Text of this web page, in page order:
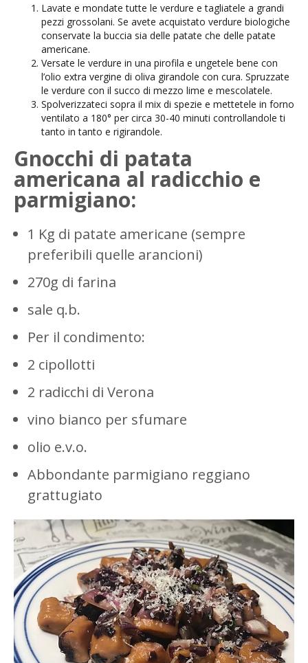
Lavate e mondate tutte le verdure e tagliatele a grandi
pezzi grossolani. Se avete acquistato verdure biologiche
conservate la buccia sia delle patate che delle patate
americane.
Versate le verdure in una pirofila e ungetele bene con
l’olio extra vergine di oliva girandole con cura. Spruzzate
le verdure con il succo di mezzo lime e mescolatele.
Spolverizzateci sopra il mix di spezie e mettetele in forno
ventilato a 180° per circa 30-40 minuti controllandole ti
tanto in tanto e rigirandole.
Gnocchi di patata
americana al radicchio e
parmigiano:
1 Kg di patate americane (sempre
preferibili quelle arancioni)
270g di farina
sale q.b.
Per il condimento:
2 cipollotti
2 radicchi di Verona
vino bianco per sfumare
olio e.v.o.
Abbondante parmigiano reggiano
grattugiato